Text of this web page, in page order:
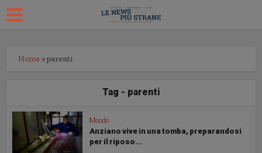
Home »parenti
Tag - parenti
Mondo
Anziano vive in una tomba, preparandosi
per il riposo...